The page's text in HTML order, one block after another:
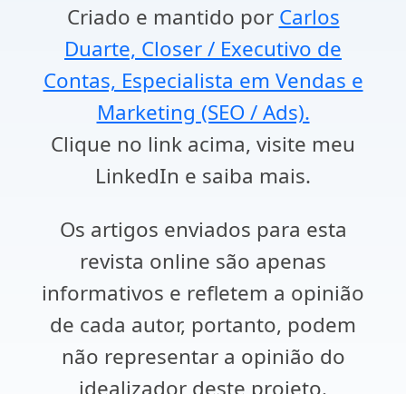
Criado e mantido por Carlos
Duarte, Closer / Executivo de
Contas, Especialista em Vendas e
Marketing (SEO / Ads).
Clique no link acima, visite meu
LinkedIn e saiba mais.
Os artigos enviados para esta
revista online são apenas
informativos e refletem a opinião
de cada autor, portanto, podem
não representar a opinião do
idealizador deste projeto.